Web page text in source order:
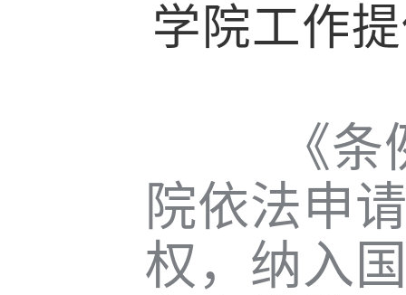
学院工作
《条例
院依法申
权，纳入